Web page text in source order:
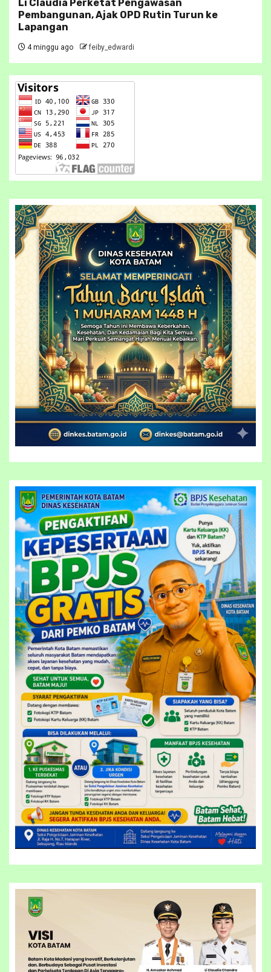
Li Claudia Perketat Pengawasan
Pembangunan, Ajak OPD Rutin Turun ke
Lapangan
4 minggu ago feiby_edwardi